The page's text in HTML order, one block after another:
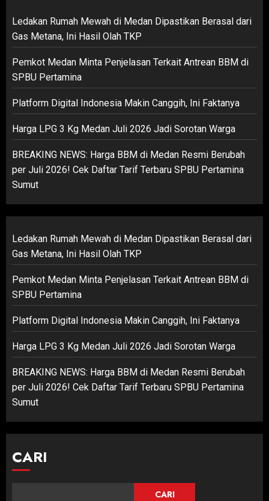
Ledakan Rumah Mewah di Medan Dipastikan Berasal dari
Gas Metana, Ini Hasil Olah TKP
Pemkot Medan Minta Penjelasan Terkait Antrean BBM di
SPBU Pertamina
Platform Digital Indonesia Makin Canggih, Ini Faktanya
Harga LPG 3 Kg Medan Juli 2026 Jadi Sorotan Warga
BREAKING NEWS: Harga BBM di Medan Resmi Berubah
per Juli 2026! Cek Daftar Tarif Terbaru SPBU Pertamina
Sumut
Ledakan Rumah Mewah di Medan Dipastikan Berasal dari
Gas Metana, Ini Hasil Olah TKP
Pemkot Medan Minta Penjelasan Terkait Antrean BBM di
SPBU Pertamina
Platform Digital Indonesia Makin Canggih, Ini Faktanya
Harga LPG 3 Kg Medan Juli 2026 Jadi Sorotan Warga
BREAKING NEWS: Harga BBM di Medan Resmi Berubah
per Juli 2026! Cek Daftar Tarif Terbaru SPBU Pertamina
Sumut
CARI
CARI